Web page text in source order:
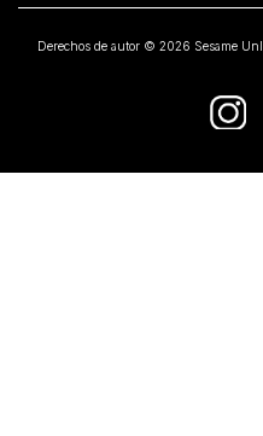
Derechos de autor © 2026 Sesame